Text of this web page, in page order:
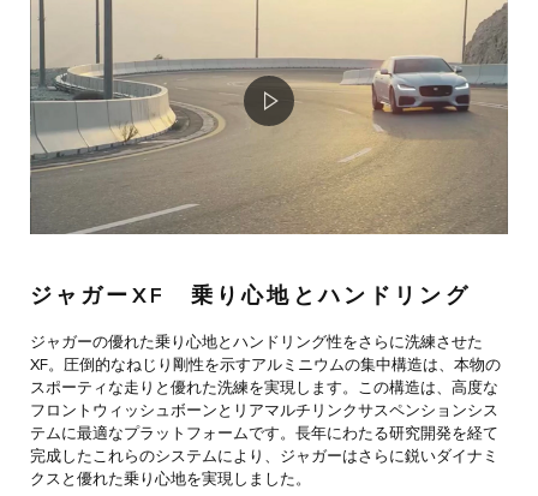
ジャガーXF 乗り心地とハンドリング
ジャガーの優れた乗り心地とハンドリング性をさらに洗練させた
XF。圧倒的なねじり剛性を示すアルミニウムの集中構造は、本物の
スポーティな走りと優れた洗練を実現します。この構造は、高度な
フロントウィッシュボーンとリアマルチリンクサスペンションシス
テムに最適なプラットフォームです。長年にわたる研究開発を経て
完成したこれらのシステムにより、ジャガーはさらに鋭いダイナミ
クスと優れた乗り心地を実現しました。